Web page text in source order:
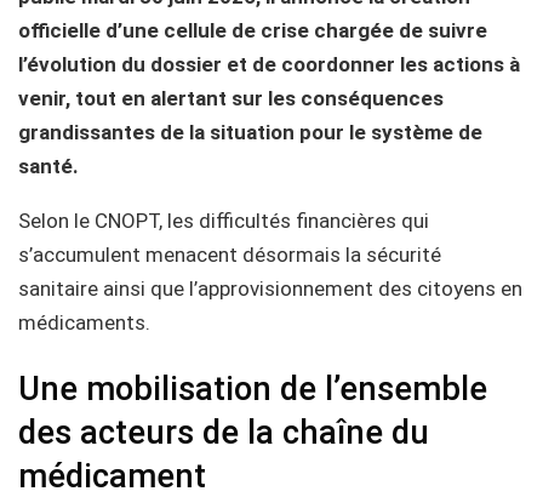
officielle d’une cellule de crise chargée de suivre
l’évolution du dossier et de coordonner les actions à
venir, tout en alertant sur les conséquences
grandissantes de la situation pour le système de
santé.
Selon le CNOPT, les difficultés financières qui
s’accumulent menacent désormais la sécurité
sanitaire ainsi que l’approvisionnement des citoyens en
médicaments.
Une mobilisation de l’ensemble
des acteurs de la chaîne du
médicament